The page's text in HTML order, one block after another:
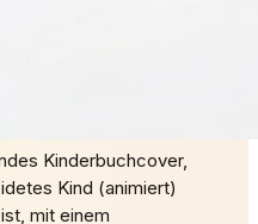
Kinderbuchcover,
Kind (animiert)
mit einem